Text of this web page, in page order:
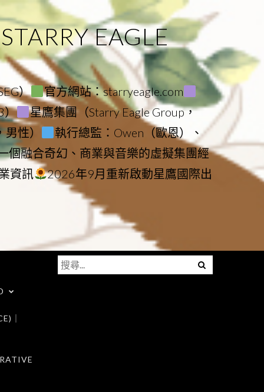
EAGLE
）
官方網站：starryeagle.com
）
星鷹集團（Starry Eagle Group，
性）
執行總監：Owen（歐恩）、
個融合奇幻、商業與音樂的虛擬集團經
資訊
2026年9月重新啟動星鷹國際出
｜
Menu
搜
尋